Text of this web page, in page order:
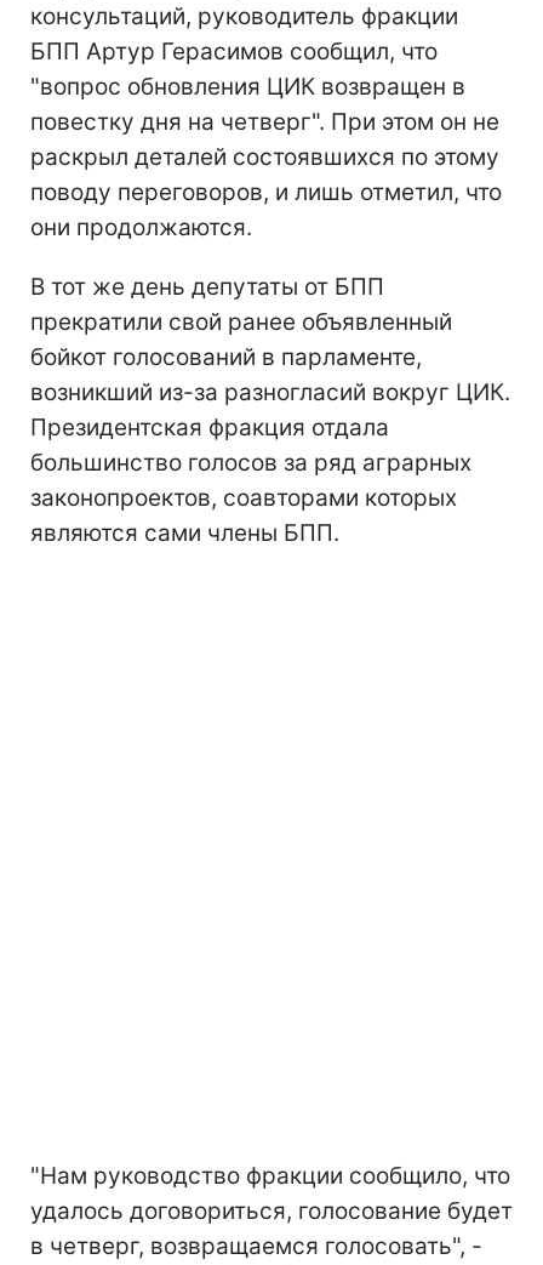
консультаций, руководитель фракции
БПП Артур Герасимов сообщил, что
"вопрос обновления ЦИК возвращен в
повестку дня на четверг". При этом он не
раскрыл деталей состоявшихся по этому
поводу переговоров, и лишь отметил, что
они продолжаются.
В тот же день депутаты от БПП
прекратили свой ранее объявленный
бойкот голосований в парламенте,
возникший из-за разногласий вокруг ЦИК.
Президентская фракция отдала
большинство голосов за ряд аграрных
законопроектов, соавторами которых
являются сами члены БПП.
"Нам руководство фракции сообщило, что
удалось договориться, голосование будет
в четверг, возвращаемся голосовать", -